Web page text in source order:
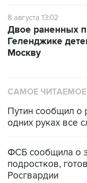
8 августа 13:02
Двое раненных
Геленджике
Москву
САМОЕ ЧИТАЕМОЕ
Путин сообщил о
одних руках все
ФСБ сообщила о
подростков,
Росгвардии